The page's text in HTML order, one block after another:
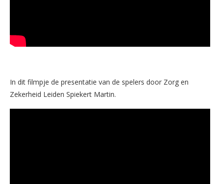
In dit filmpje de presentatie van de spelers door Zorg en
Zekerheid Leiden Spiekert Martin.